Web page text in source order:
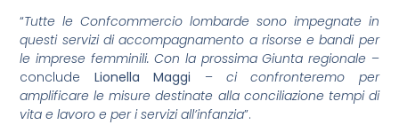
“Tutte le Confcommercio lombarde sono impegnate in
questi servizi di accompagnamento a risorse e bandi per
le imprese femminili. Con la prossima Giunta regionale –
conclude Lionella Maggi – ci confronteremo per
amplificare le misure destinate alla conciliazione tempi di
vita e lavoro e per i servizi all’infanzia”.